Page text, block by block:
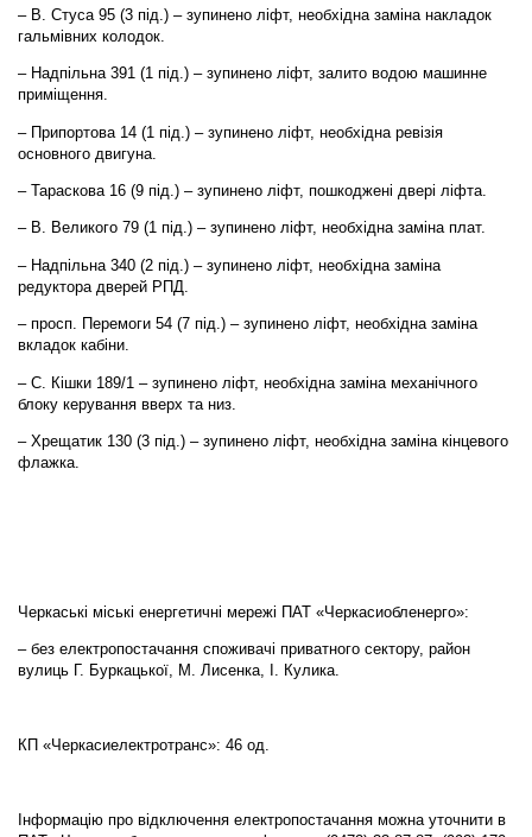
– В. Стуса 95 (3 під.) – зупинено ліфт, необхідна заміна накладок
гальмівних колодок.
– Надпільна 391 (1 під.) – зупинено ліфт, залито водою машинне
приміщення.
– Припортова 14 (1 під.) – зупинено ліфт, необхідна ревізія
основного двигуна.
– Тараскова 16 (9 під.) – зупинено ліфт, пошкоджені двері ліфта.
– В. Великого 79 (1 під.) – зупинено ліфт, необхідна заміна плат.
– Надпільна 340 (2 під.) – зупинено ліфт, необхідна заміна
редуктора дверей РПД.
– просп. Перемоги 54 (7 під.) – зупинено ліфт, необхідна заміна
вкладок кабіни.
– С. Кішки 189/1 – зупинено ліфт, необхідна заміна механічного
блоку керування вверх та низ.
– Хрещатик 130 (3 під.) – зупинено ліфт, необхідна заміна кінцевого
флажка.
Черкаські міські енергетичні мережі ПАТ «Черкасиобленерго»:
– без електропостачання споживачі приватного сектору, район
вулиць Г. Буркацької, М. Лисенка, І. Кулика.
КП «Черкасиелектротранс»: 46 од.
Інформацію про відключення електропостачання можна уточнити в